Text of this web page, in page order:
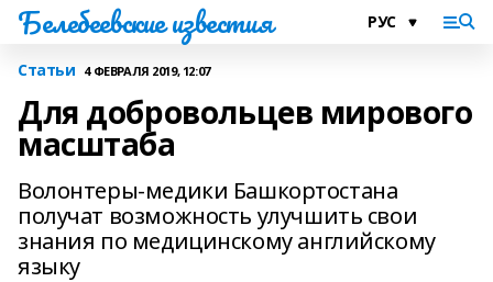
Белебеевские известия
Статьи 4 ФЕВРАЛЯ 2019, 12:07
Для добровольцев мирового
масштаба
Волонтеры-медики Башкортостана
получат возможность улучшить свои
знания по медицинскому английскому
языку